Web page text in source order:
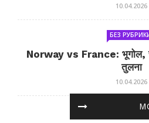
10.04.2026
БЕЗ
Norway vs France: भूगोल,
तुलना
10.04.2026
БЕЗ